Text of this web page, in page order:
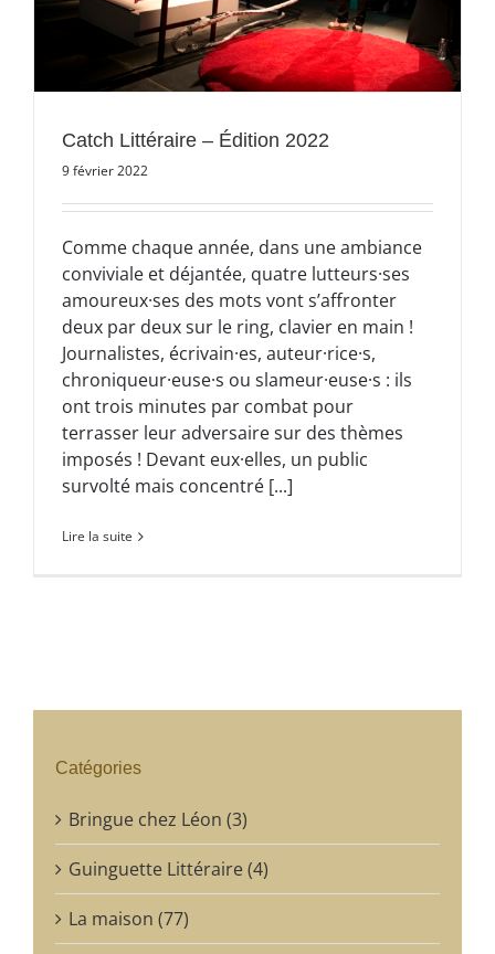
Catch Littéraire – Édition 2022
9 février 2022
Comme chaque année, dans une ambiance
conviviale et déjantée, quatre lutteurs·ses
amoureux·ses des mots vont s’affronter
deux par deux sur le ring, clavier en main !
Journalistes, écrivain·es, auteur·rice·s,
chroniqueur·euse·s ou slameur·euse·s : ils
ont trois minutes par combat pour
terrasser leur adversaire sur des thèmes
imposés ! Devant eux·elles, un public
survolté mais concentré [...]
Lire la suite
Catégories
Bringue chez Léon (3)
Guinguette Littéraire (4)
La maison (77)